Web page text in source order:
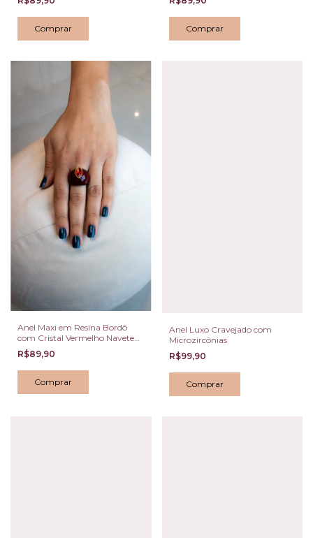
Anel Maxi em Resina Bordô
com Cristal Vermelho Navete
Tamanho Único
R$89,90
Anel Luxo Cravejado com
Microzircônias
R$99,90